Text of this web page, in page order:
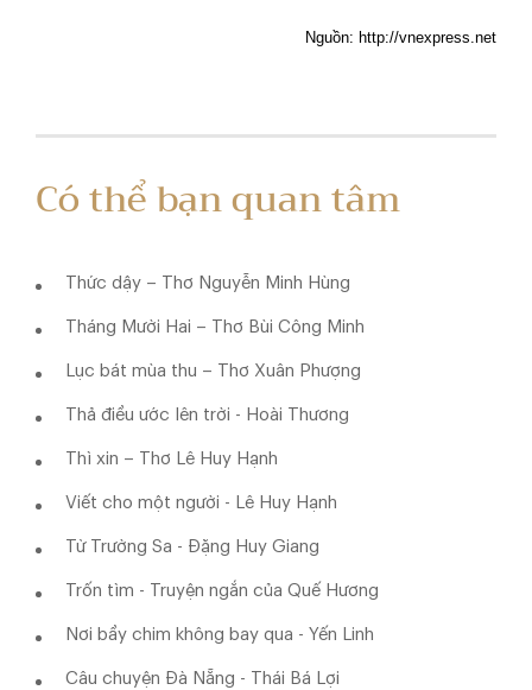
Nguồn: http://vnexpress.net
Có thể bạn quan tâm
Thức dậy – Thơ Nguyễn Minh Hùng
Tháng Mười Hai – Thơ Bùi Công Minh
Lục bát mùa thu – Thơ Xuân Phượng
Thả điều ước lên trời - Hoài Thương
Thì xin – Thơ Lê Huy Hạnh
Viết cho một người - Lê Huy Hạnh
Từ Trường Sa - Đặng Huy Giang
Trốn tìm - Truyện ngắn của Quế Hương
Nơi bầy chim không bay qua - Yến Linh
Câu chuyện Đà Nẵng - Thái Bá Lợi